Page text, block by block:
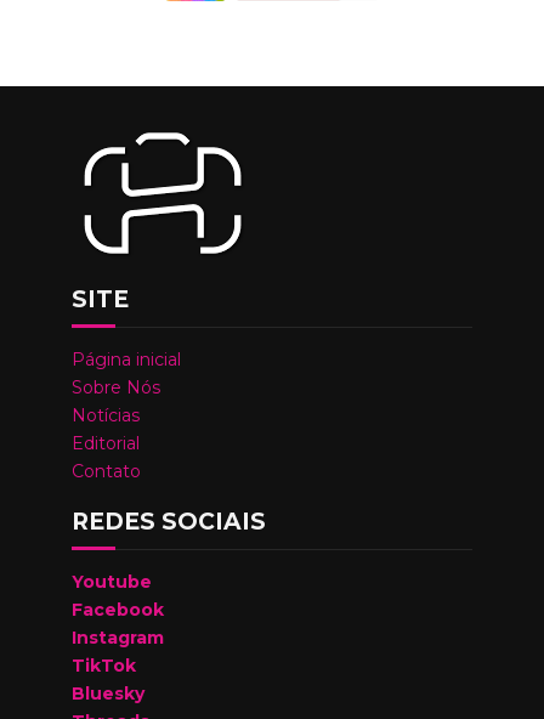
SITE
Página inicial
Sobre Nós
Notícias
Editorial
Contato
REDES SOCIAIS
Youtube
Facebook
Instagram
TikTok
Bluesky